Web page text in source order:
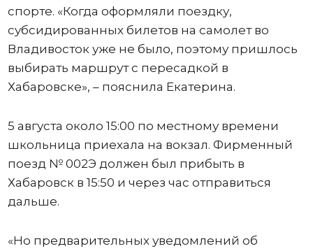
спорте. «Когда оформляли поездку,
субсидированных билетов на самолет во
Владивосток уже не было, поэтому пришлось
выбирать маршрут с пересадкой в
Хабаровске», – пояснила Екатерина.
5 августа около 15:00 по местному времени
школьница приехала на вокзал. Фирменный
поезд № 002Э должен был прибыть в
Хабаровск в 15:50 и через час отправиться
дальше.
«Но предварительных уведомлений об